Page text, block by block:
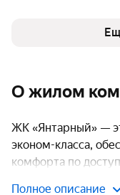
Детская площадка
О жилом
ЖК «Янтарный» —
эконом-класса,
комфорта по
Полное описание